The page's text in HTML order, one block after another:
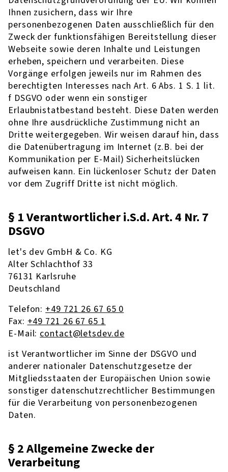
Ihnen zusichern, dass wir Ihre
personenbezogenen Daten ausschließlich für den
Zweck der funktionsfähigen Bereitstellung dieser
Webseite sowie deren Inhalte und Leistungen
erheben, speichern und verarbeiten. Diese
Vorgänge erfolgen jeweils nur im Rahmen des
berechtigten Interesses nach Art. 6 Abs. 1 S. 1 lit.
f DSGVO oder wenn ein sonstiger
Erlaubnistatbestand besteht. Diese Daten werden
ohne Ihre ausdrückliche Zustimmung nicht an
Dritte weitergegeben. Wir weisen darauf hin, dass
die Datenübertragung im Internet (z.B. bei der
Kommunikation per E-Mail) Sicherheitslücken
aufweisen kann. Ein lückenloser Schutz der Daten
vor dem Zugriff Dritte ist nicht möglich.
§ 1 Verantwortlicher i.S.d. Art. 4 Nr. 7
DSGVO
let's dev GmbH & Co. KG
Alter Schlachthof 33
76131 Karlsruhe
Deutschland
Telefon:+49 721 26 67 65 0
Fax:+49 721 26 67 65 1
E-Mail:contact@letsdev.de
ist Verantwortlicher im Sinne der DSGVO und
anderer nationaler Datenschutzgesetze der
Mitgliedsstaaten der Europäischen Union sowie
sonstiger datenschutzrechtlicher Bestimmungen
für die Verarbeitung von personenbezogenen
Daten.
§ 2 Allgemeine Zwecke der
Verarbeitung